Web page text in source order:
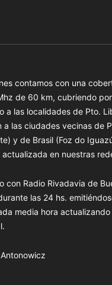
contamos con una
de 60 km, cubriendo
a las localidades de Pto.
a las ciudades vecinas de
y de Brasil (Foz do
en nuestras
con Radio Rivadavia de
las 24 hs.
media hora